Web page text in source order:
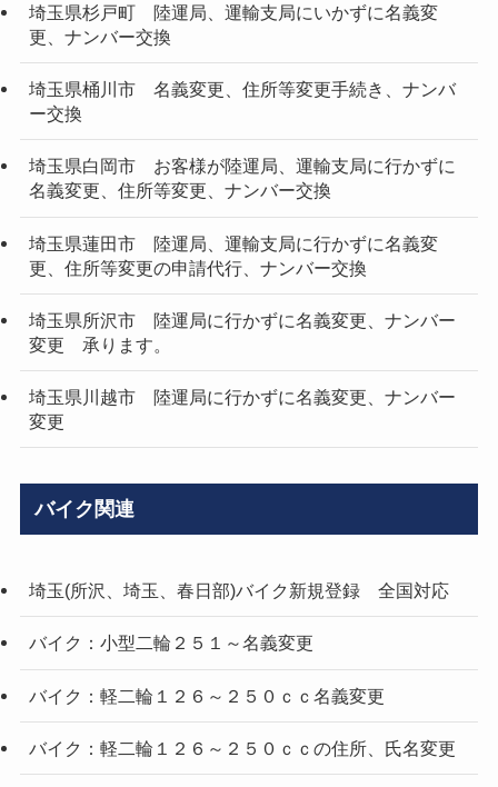
埼玉県杉戸町 陸運局、運輸支局にいかずに名義変
更、ナンバー交換
埼玉県桶川市 名義変更、住所等変更手続き、ナンバ
ー交換
埼玉県白岡市 お客様が陸運局、運輸支局に行かずに
名義変更、住所等変更、ナンバー交換
埼玉県蓮田市 陸運局、運輸支局に行かずに名義変
更、住所等変更の申請代行、ナンバー交換
埼玉県所沢市 陸運局に行かずに名義変更、ナンバー
変更 承ります。
埼玉県川越市 陸運局に行かずに名義変更、ナンバー
変更
バイク関連
埼玉(所沢、埼玉、春日部)バイク新規登録 全国対応
バイク：小型二輪２５１～名義変更
バイク：軽二輪１２６～２５０ｃｃ名義変更
バイク：軽二輪１２６～２５０ｃｃの住所、氏名変更